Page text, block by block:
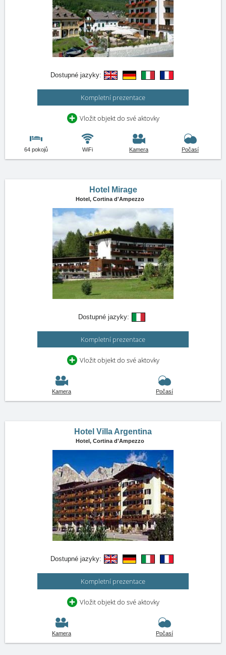
Dostupné jazyky:
Kompletní prezentace
Vložit objekt do své aktovky
64 pokojů WiFi Kamera Počasí
Hotel Mirage
Hotel, Cortina d'Ampezzo
Dostupné jazyky:
Kompletní prezentace
Vložit objekt do své aktovky
Kamera Počasí
Hotel Villa Argentina
Hotel, Cortina d'Ampezzo
Dostupné jazyky:
Kompletní prezentace
Vložit objekt do své aktovky
Kamera Počasí